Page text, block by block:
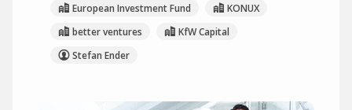
European Investment Fund
KONUX
better ventures
KfW Capital
Stefan Ender